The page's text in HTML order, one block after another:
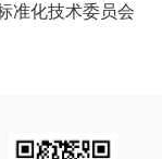
准化技术委员会